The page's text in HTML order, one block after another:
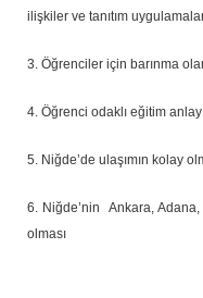
ilişkiler ve tanıtım
3. Öğrenciler için barınma
4. Öğrenci odaklı eğitim
5. Niğde’de ulaşımın kolay
6. Niğde’nin Ankara,
olması